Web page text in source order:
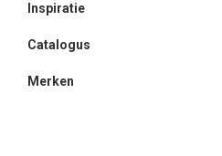
Inspiratie
Catalogus
Merken